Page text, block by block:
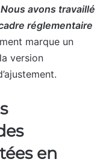
Nous avons travaillé
réglementaire
marque un
version
en